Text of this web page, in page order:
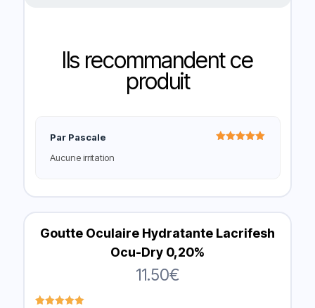
Ils recommandent ce
produit
Par Pascale
Aucune irritation
Goutte Oculaire Hydratante Lacrifesh
Ocu-Dry 0,20%
11.50€